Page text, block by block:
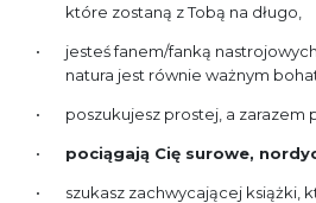
które zostaną z Tobą na długo,
jesteś fanem/fanką
natura jest równie ważnym
poszukujesz prostej, a zarazem
pociągają Cię surowe,
szukasz zachwycającej książki,